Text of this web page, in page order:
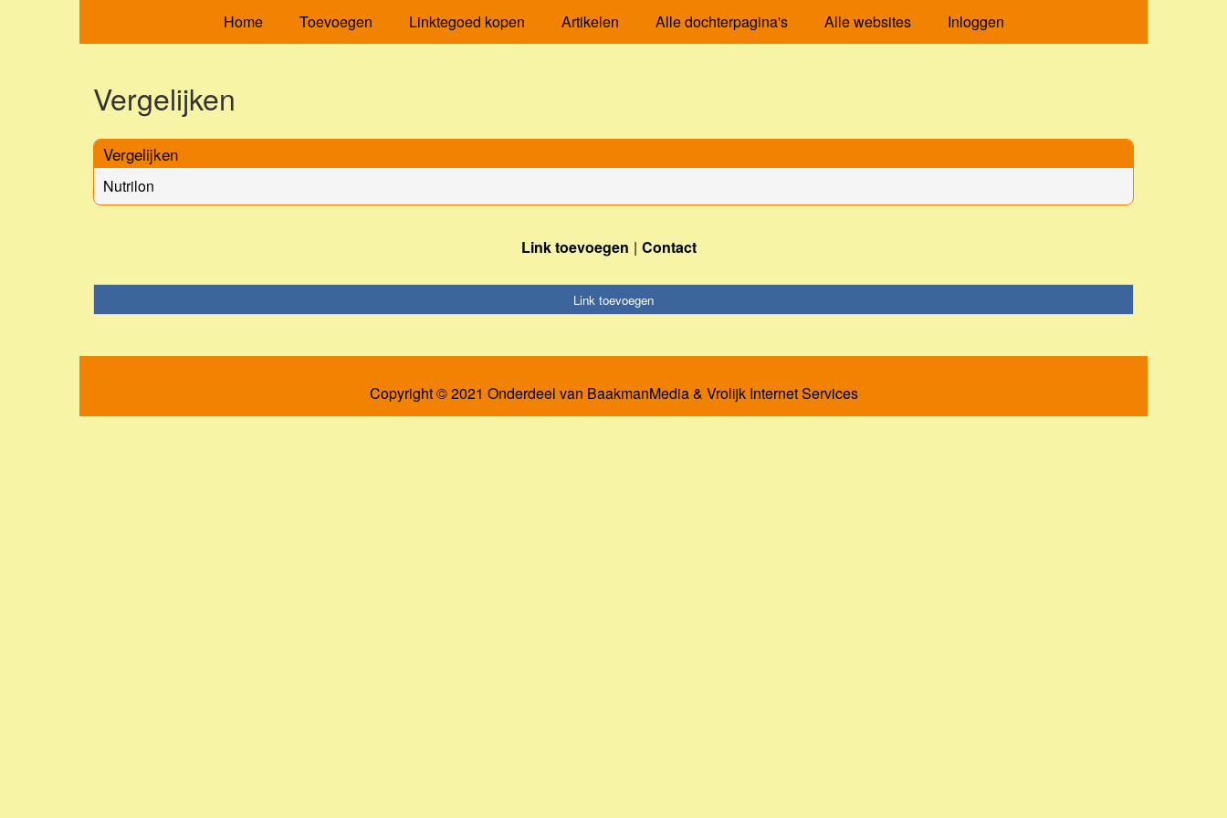
Home Toevoegen Linktegoed kopen Artikelen Alle dochterpagina's Alle websites Inloggen
Vergelijken
Vergelijken
Nutrilon
Link toevoegen Contact
Link toevoegen
Copyright © 2021 Onderdeel van BaakmanMedia& Vrolijk Internet Services